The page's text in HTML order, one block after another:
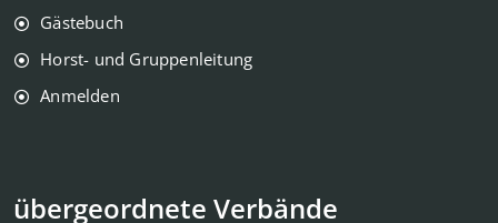
Gästebuch
Horst- und Gruppenleitung
Anmelden
übergeordnete Verbände